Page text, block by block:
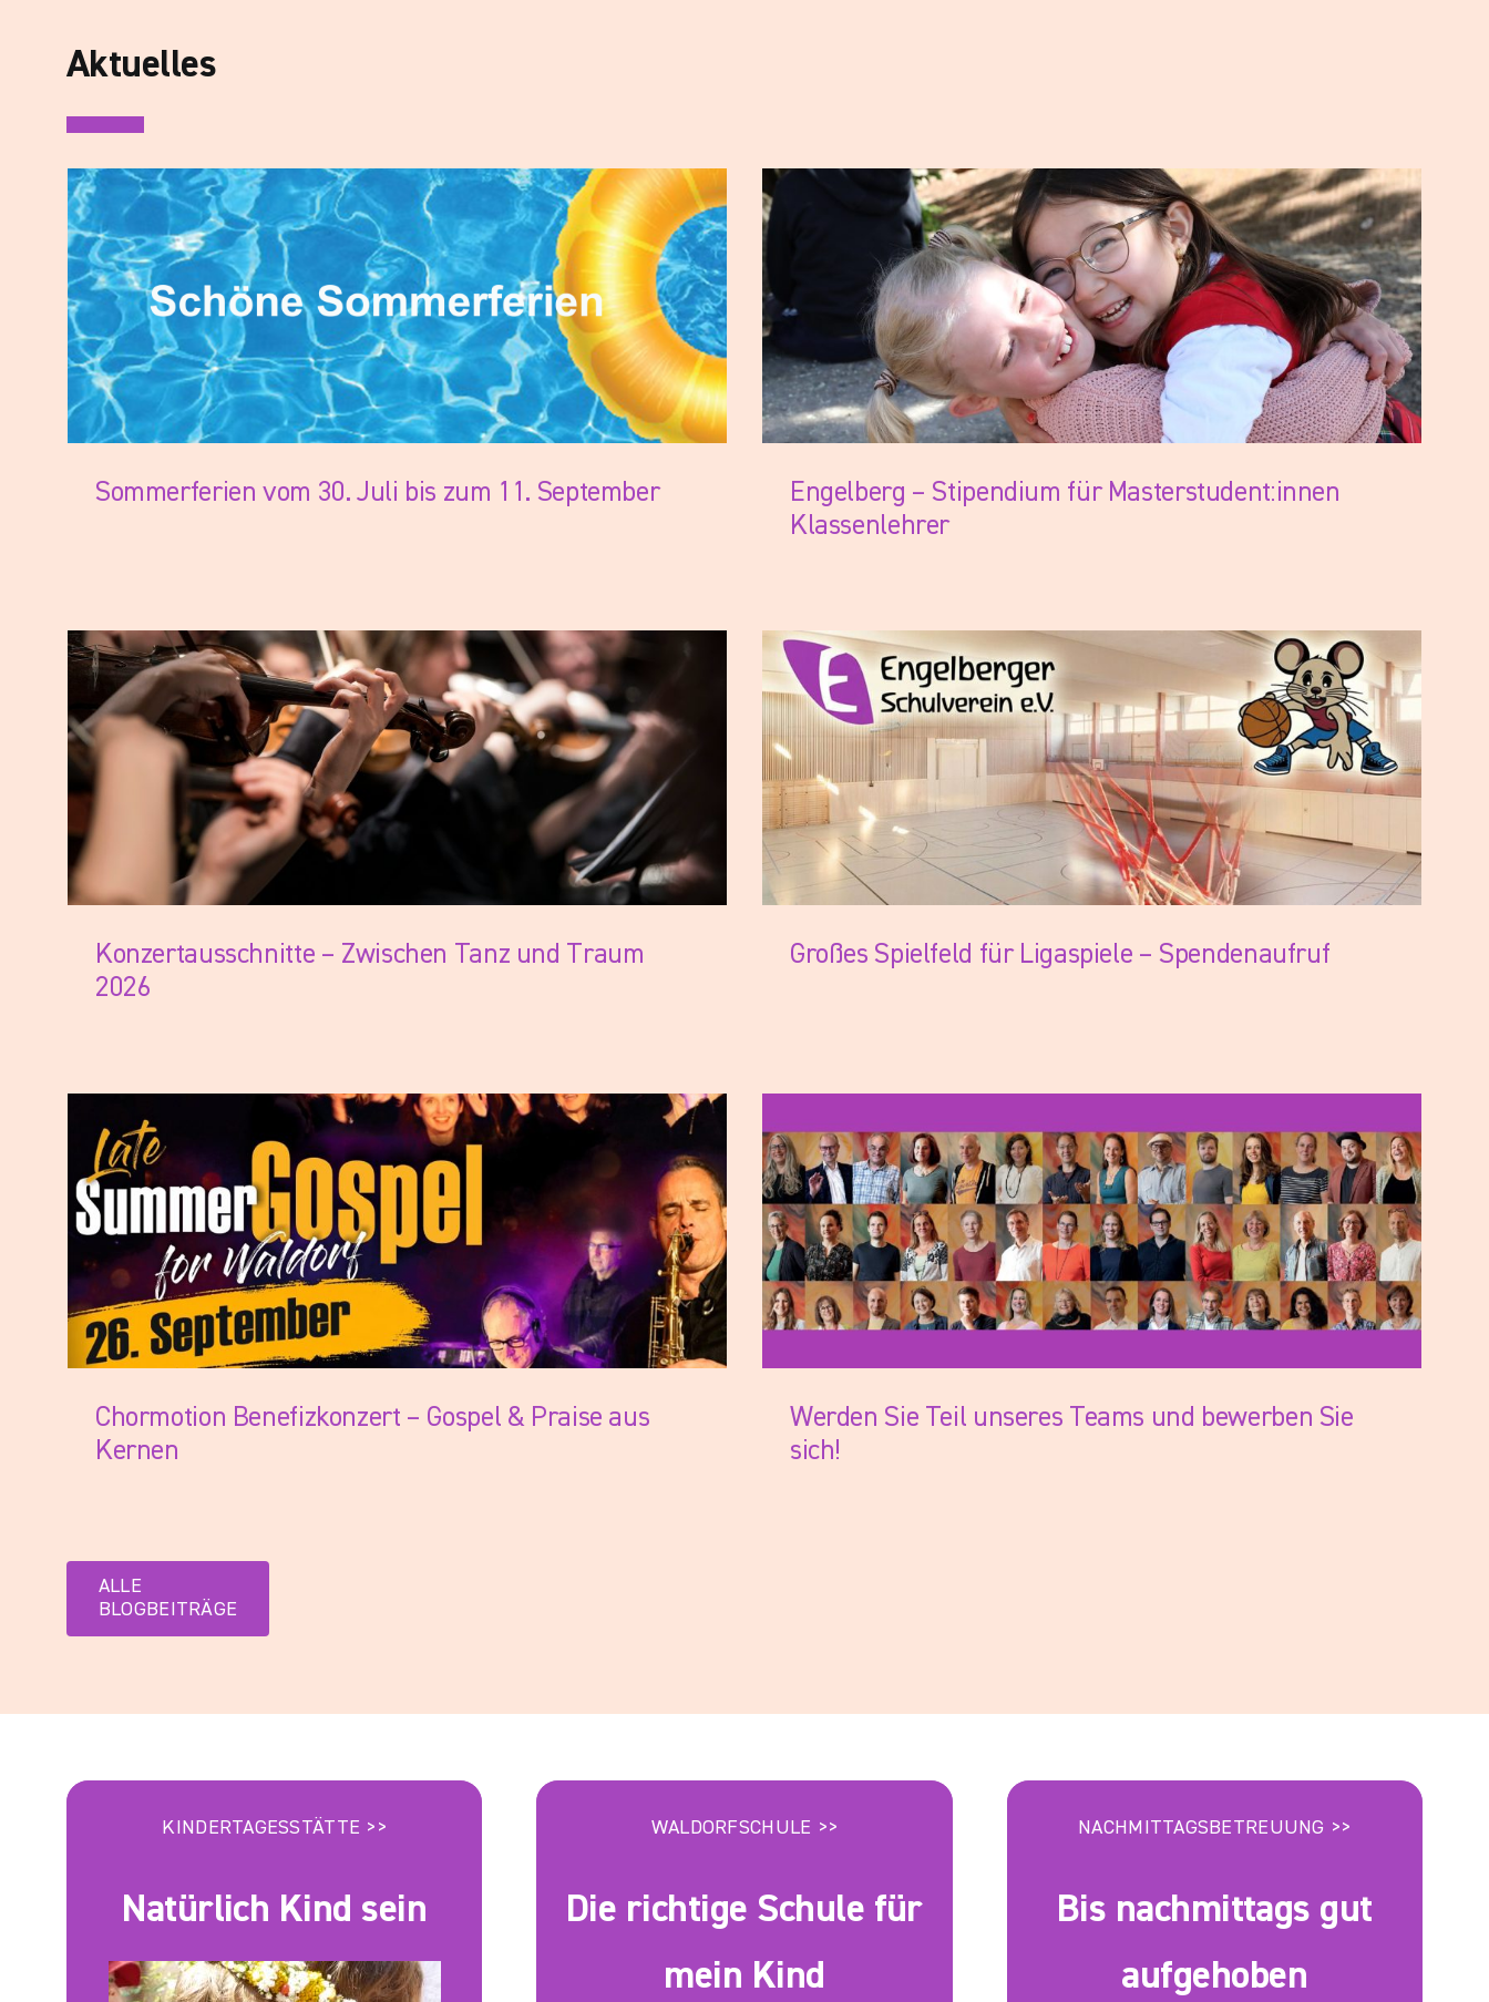
Aktuelles
Sommerferien vom 30. Juli bis zum 11. September
Engelberg – Stipendium für Masterstudent:innen Klassenlehrer
Alle
Engelberg – Stipendium für Masterstudent:innen
Klassenlehrer
Konzertausschnitte – Zwischen Tanz und Traum
2026
Großes Spielfeld für Ligaspiele – Spendenaufruf
Großes Spielfeld für Ligaspiele – Spendenaufruf
Chormotion Benefizkonzert – Gospel & Praise aus
Kernen
Werden Sie Teil unseres Teams und bewerben Sie sich!
Werden Sie Teil unseres Teams und bewerben Sie
sich!
ALLE
BLOGBEITRÄGE
KINDERTAGESSTÄTTE >>
Natürlich Kind sein
WALDORFSCHULE >>
Die richtige Schule für
mein Kind
NACHMITTAGSBETREUUNG >>
Bis nachmittags gut
aufgehoben